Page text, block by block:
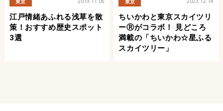
東京 2019.11.05
江戸情緒あふれる浅草を散
策！おすすめ歴史スポット
3選
東京 2023.12.14
ちいかわと東京スカイツリ
ーⓇがコラボ！ 見どころ
満載の「ちいかわ☆星ふる
スカイツリー」